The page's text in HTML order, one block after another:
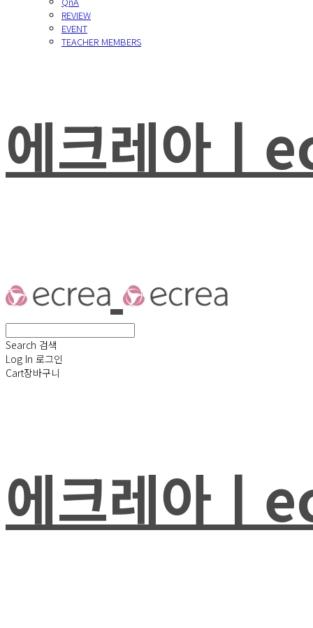
REVIEW
EVENT
TEACHER MEMBERS
에크레아ㅣ
Search 검색
Log In 로그인
Cart장바구니
에크레아ㅣ